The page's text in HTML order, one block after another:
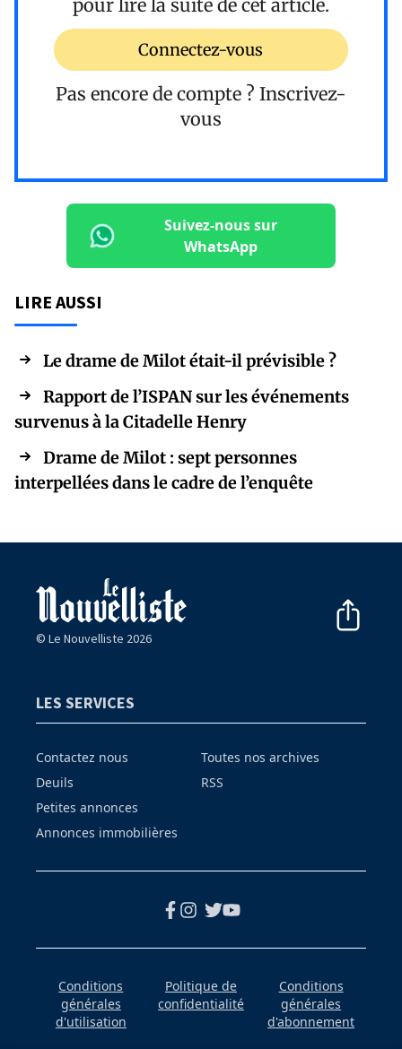
pour lire la suite de cet article.
Connectez-vous
Pas encore de compte ? Inscrivez-
vous
Suivez-nous sur
WhatsApp
LIRE AUSSI
Le drame de Milot était-il prévisible ?
Rapport de l’ISPAN sur les événements
survenus à la Citadelle Henry
Drame de Milot : sept personnes
interpellées dans le cadre de l’enquête
© Le Nouvelliste 2026
LES SERVICES
Contactez nous
Deuils
Petites annonces
Annonces immobilières
Toutes nos archives
RSS
Conditions
générales
d'utilisation
Politique de
confidentialité
Conditions
générales
d'abonnement